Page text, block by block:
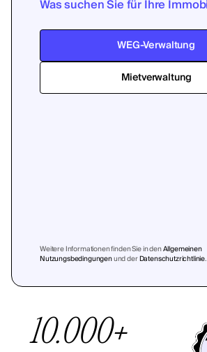
Was suchen Sie für Ihre
WEG-Verwaltung
Mietverwaltung
Weitere Informationen finden Sie in denAllgemeinen
Nutzungsbedingungenund derDatenschutzrichtlinie.
10.000+